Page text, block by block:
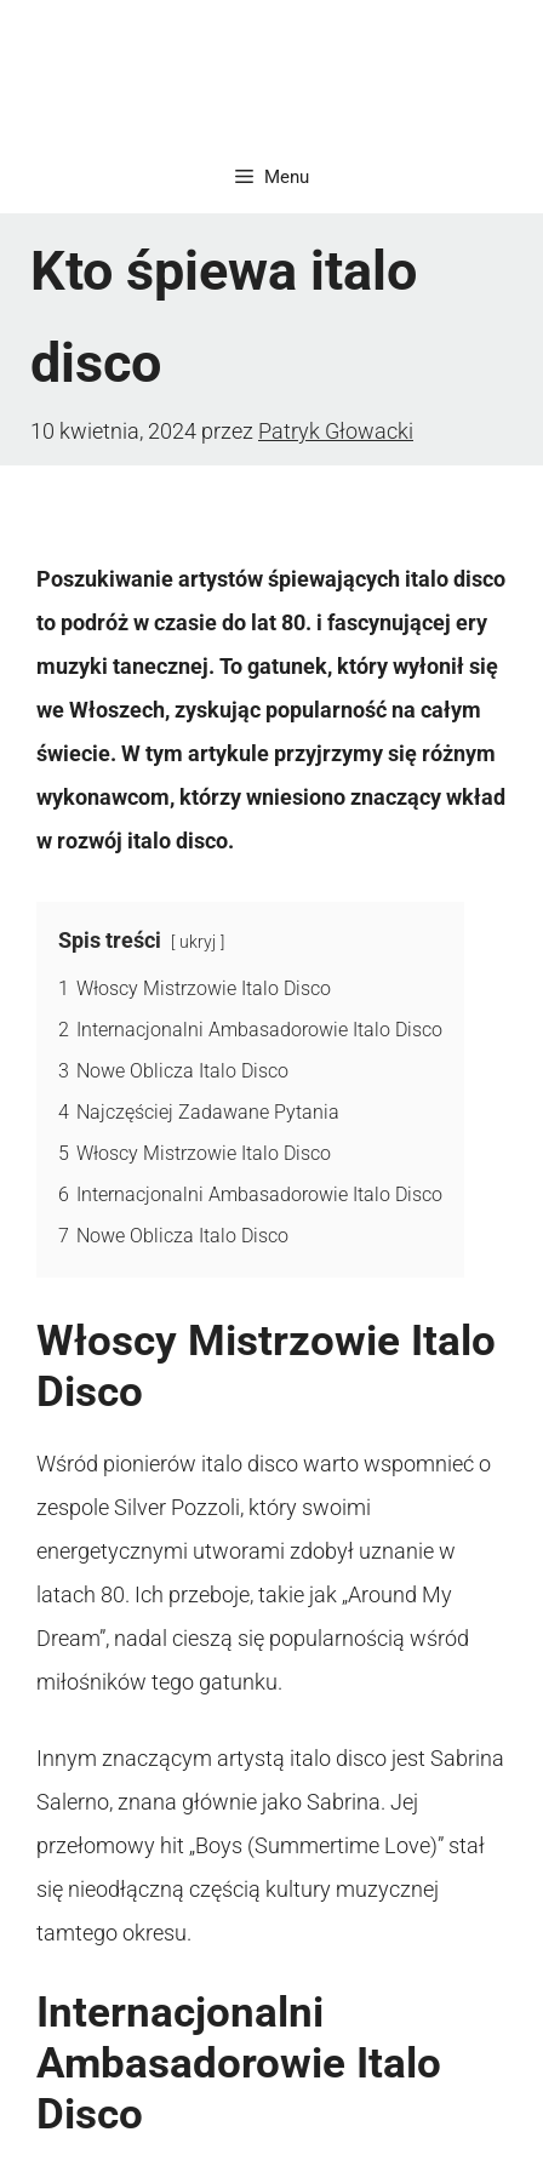
Menu
Kto śpiewa italo
disco
10 kwietnia, 2024 przez Patryk Głowacki
Poszukiwanie artystów śpiewających italo disco
to podróż w czasie do lat 80. i fascynującej ery
muzyki tanecznej. To gatunek, który wyłonił się
we Włoszech, zyskując popularność na całym
świecie. W tym artykule przyjrzymy się różnym
wykonawcom, którzy wniesiono znaczący wkład
w rozwój italo disco.
Spis treści ukryj
1 Włoscy Mistrzowie Italo Disco
2 Internacjonalni Ambasadorowie Italo Disco
3 Nowe Oblicza Italo Disco
4 Najczęściej Zadawane Pytania
5 Włoscy Mistrzowie Italo Disco
6 Internacjonalni Ambasadorowie Italo Disco
7 Nowe Oblicza Italo Disco
Włoscy Mistrzowie Italo
Disco
Wśród pionierów italo disco warto wspomnieć o
zespole Silver Pozzoli, który swoimi
energetycznymi utworami zdobył uznanie w
latach 80. Ich przeboje, takie jak „Around My
Dream”, nadal cieszą się popularnością wśród
miłośników tego gatunku.
Innym znaczącym artystą italo disco jest Sabrina
Salerno, znana głównie jako Sabrina. Jej
przełomowy hit „Boys (Summertime Love)” stał
się nieodłączną częścią kultury muzycznej
tamtego okresu.
Internacjonalni
Ambasadorowie Italo
Disco